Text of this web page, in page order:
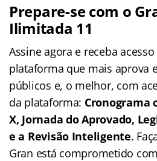
Prepare-se com o
Ilimitada 11
Assine agora e receba acesso
plataforma que mais aprova
públicos e, o melhor, com
da plataforma: Cronograma
X, Jornada do Aprovado,
e a Revisão Inteligente.
Gran está comprometido